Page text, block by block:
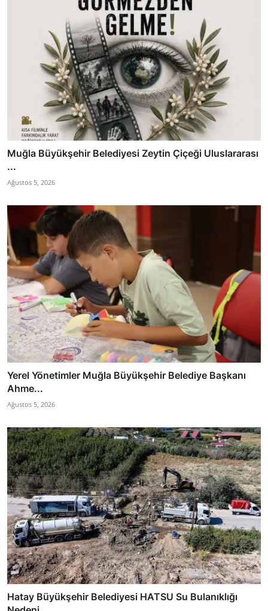
Muğla Büyükşehir Belediyesi Zeytin Çiçeği Uluslararası
...
Ağustos 5, 2026
Yerel Yönetimler Muğla Büyükşehir Belediye Başkanı
Ahme...
Ağustos 5, 2026
Hatay Büyükşehir Belediyesi HATSU Su Bulanıklığı